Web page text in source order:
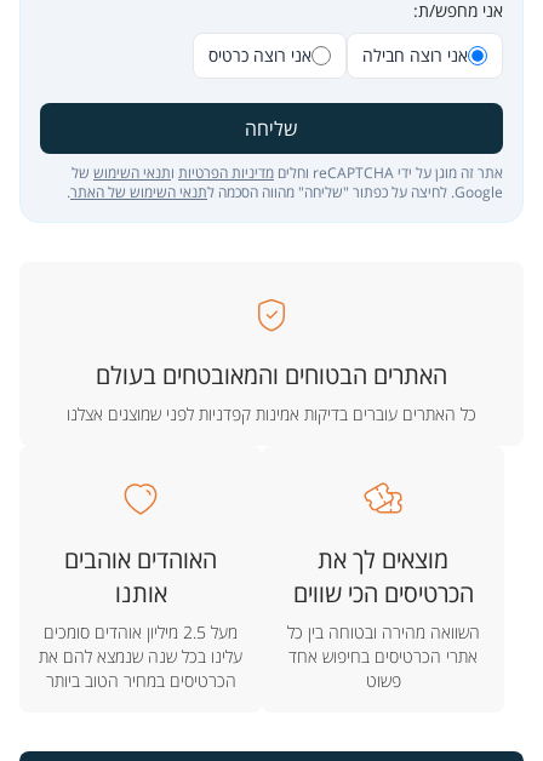
אני מחפש/ת:
אני רוצה חבילה
אני רוצה כרטיס
שליחה
אתר זה מוגן על ידי reCAPTCHA וחלים מדיניות הפרטיות ותנאי השימוש של
Google. לחיצה על כפתור "שליחה" מהווה הסכמה ל
תנאי השימוש של האתר.
האתרים הבטוחים והמאובטחים בעולם
כל האתרים עוברים בדיקות אמינות קפדניות לפני שמוצגים אצלנו
מוצאים לך את
הכרטיסים הכי שווים
השוואה מהירה ובטוחה בין כל
אתרי הכרטיסים בחיפוש אחד
פשוט
האוהדים אוהבים
אותנו
מעל 2.5 מיליון אוהדים סומכים
עלינו בכל שנה שנמצא להם את
הכרטיסים במחיר הטוב ביותר